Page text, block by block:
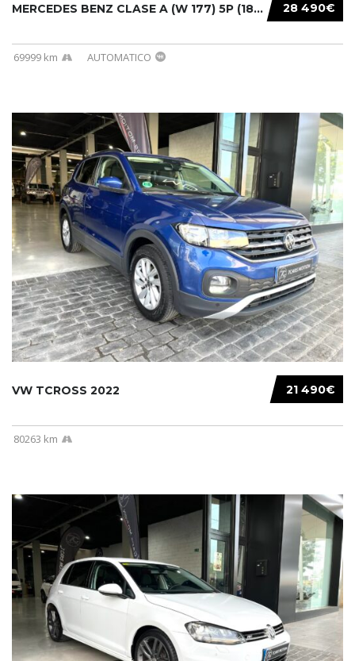
28 490€
MERCEDES BENZ CLASE A (W 177) 5P (18-) 2020....
69999 km AUTOMATICO
21 490€
VW TCROSS 2022
80263 km